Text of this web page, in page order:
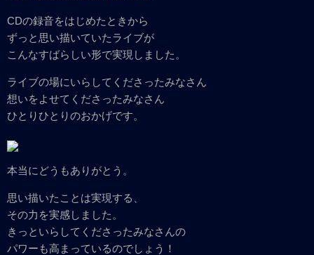
CDの録音をはじめたときから
ずっと思い描いていたライブが
こんなすばらしい形で実現しました。
ライブの場にいらしてくださったみなさん
想いをよせてくださったみなさん
ひとりひとりのおかげです。
本当にどうもありがとう。
思い描いたことは実現する、
その力を実感しました。
きっといらしてくださったみなさんの
パワーも高まっているのでしょう！